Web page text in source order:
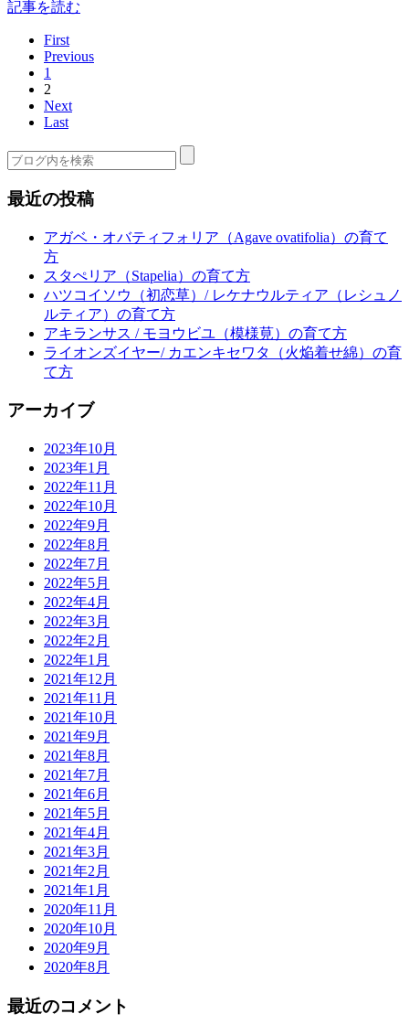
記事を読む
First
Previous
1
2
Next
Last
最近の投稿
アガベ・オバティフォリア（Agave ovatifolia）の育て
方
スタぺリア（Stapelia）の育て方
ハツコイソウ（初恋草）/ レケナウルティア（レシュノ
ルティア）の育て方
アキランサス / モヨウビユ（模様莧）の育て方
ライオンズイヤー/ カエンキセワタ（火焔着せ綿）の育
て方
アーカイブ
2023年10月
2023年1月
2022年11月
2022年10月
2022年9月
2022年8月
2022年7月
2022年5月
2022年4月
2022年3月
2022年2月
2022年1月
2021年12月
2021年11月
2021年10月
2021年9月
2021年8月
2021年7月
2021年6月
2021年5月
2021年4月
2021年3月
2021年2月
2021年1月
2020年11月
2020年10月
2020年9月
2020年8月
最近のコメント